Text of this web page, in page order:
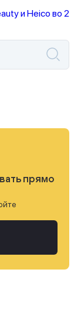
и Heico во 2
прямо